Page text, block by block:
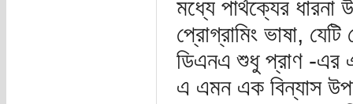
মধ্যে পার্থক্যের
প্রোগ্রামিং ভাষা,
ডিএনএ শুধু প্রাণ -এর
এ এমন এক বিন্যাস